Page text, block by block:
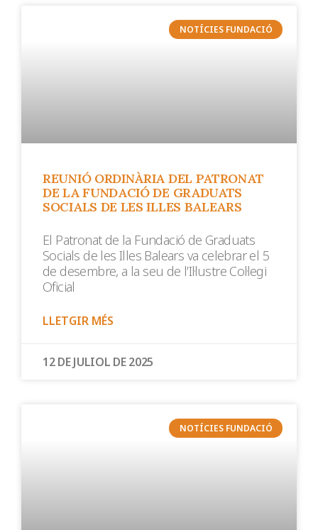
NOTÍCIES FUNDACIÓ
REUNIÓ ORDINÀRIA DEL PATRONAT
DE LA FUNDACIÓ DE GRADUATS
SOCIALS DE LES ILLES BALEARS
El Patronat de la Fundació de Graduats
Socials de les Illes Balears va celebrar el 5
de desembre, a la seu de l’Il·lustre Col·legi
Oficial
LLETGIR MÉS
12 DE JULIOL DE 2025
NOTÍCIES FUNDACIÓ